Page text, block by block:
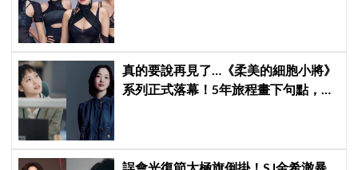
真的要說再見了…《柔美的細胞小將》
系列正式落幕！5年旅程畫下句點，金
誤會光復節太極旗倒掛！SJ金希澈暴